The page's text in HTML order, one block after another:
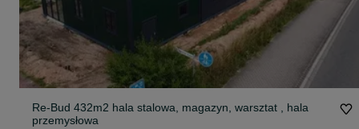
Re-Bud 432m2 hala stalowa, magazyn, warsztat , hala
przemysłowa